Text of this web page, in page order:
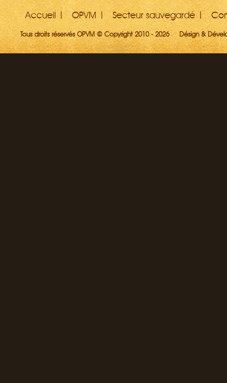
Accueil OPVM Secteur sauvegardé
Tous droits réservés OPVM © Copyright 2010 - 2026 Désign &